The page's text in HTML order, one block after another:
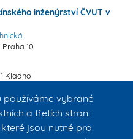
používáme vybrané
a třetích stran:
jsou nutné pro
inženýrství ČVUT v
10
Kladno
nad Labem
4